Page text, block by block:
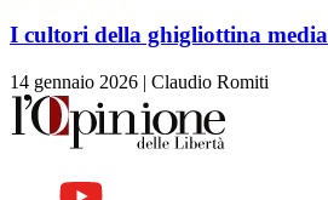
I cultori della ghigliottina
14 gennaio 2026 | Claudio Romiti